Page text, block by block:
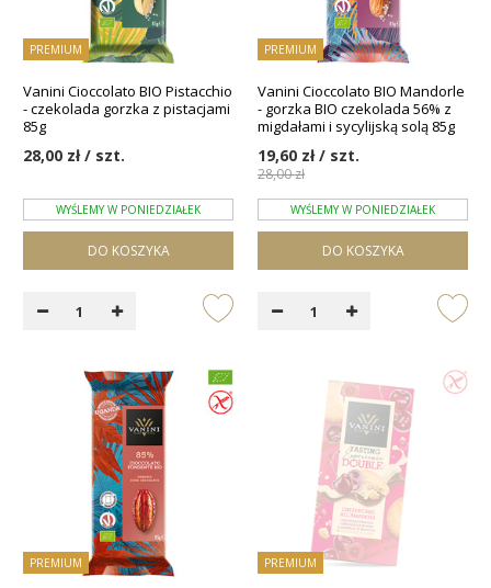
PREMIUM
Vanini Cioccolato BIO Pistacchio
- czekolada gorzka z pistacjami
85g
28,00 zł / szt.
WYŚLEMY W PONIEDZIAŁEK
DO KOSZYKA
PREMIUM
Vanini Cioccolato BIO Mandorle
- gorzka BIO czekolada 56% z
migdałami i sycylijską solą 85g
28,00 zł
19,60 zł / szt.
WYŚLEMY W PONIEDZIAŁEK
DO KOSZYKA
PREMIUM PREMIUM